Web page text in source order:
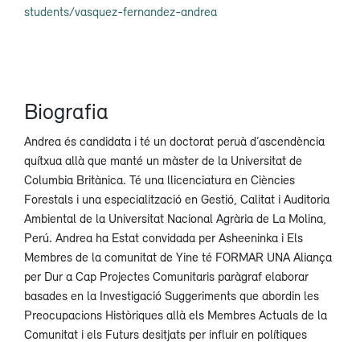
students/vasquez-fernandez-andrea
Biografia
Andrea és candidata i té un doctorat peruà d’ascendència
quítxua allà que manté un màster de la Universitat de
Columbia Britànica. Té una llicenciatura en Ciències
Forestals i una especialització en Gestió, Calitat i Auditoria
Ambiental de la Universitat Nacional Agrària de La Molina,
Perú. Andrea ha Estat convidada per Asheeninka i Els
Membres de la comunitat de Yine té FORMAR UNA Aliança
per Dur a Cap Projectes Comunitaris paràgraf elaborar
basades en la Investigació Suggeriments que abordin les
Preocupacions Històriques allà els Membres Actuals de la
Comunitat i els Futurs desitjats per influir en polítiques